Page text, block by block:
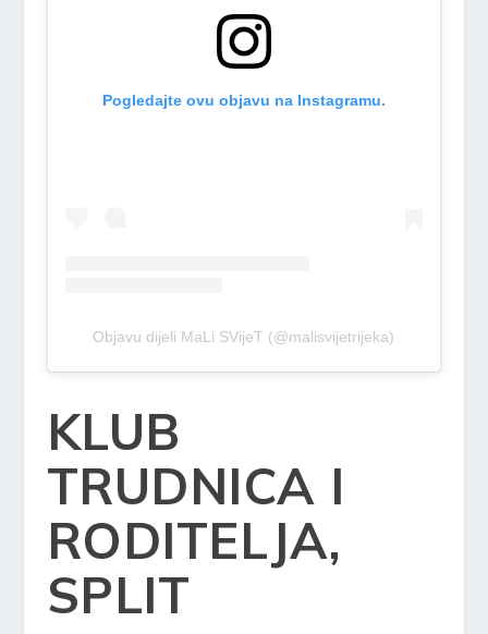
Pogledajte ovu objavu na Instagramu.
Objavu dijeli MaLi SVijeT (@malisvijetrijeka)
KLUB
TRUDNICA I
RODITELJA,
SPLIT